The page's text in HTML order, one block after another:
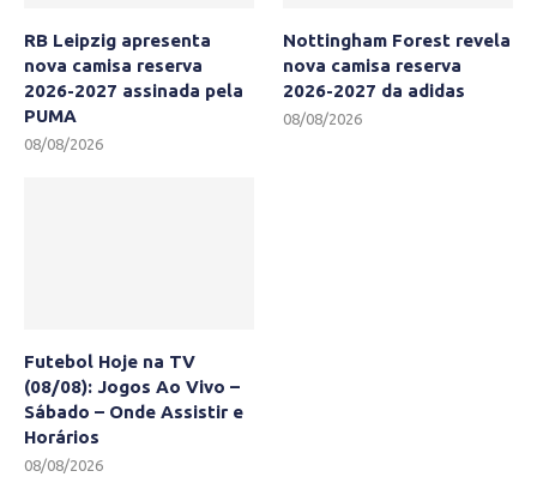
RB Leipzig apresenta
nova camisa reserva
2026-2027 assinada pela
PUMA
08/08/2026
Nottingham Forest revela
nova camisa reserva
2026-2027 da adidas
08/08/2026
Futebol Hoje na TV
(08/08): Jogos Ao Vivo –
Sábado – Onde Assistir e
Horários
08/08/2026